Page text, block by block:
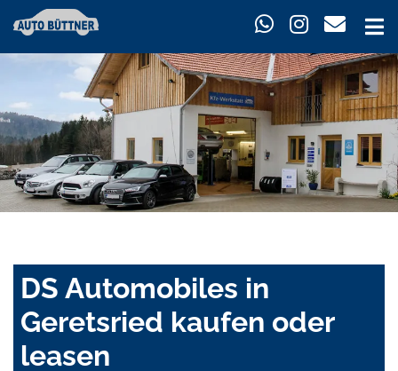
DS Automobiles in
Geretsried kaufen oder
leasen